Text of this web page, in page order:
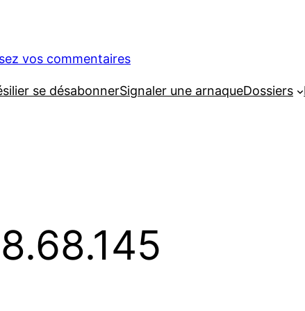
vos commentaires
se désabonnerSignaler une arnaqueDossiers